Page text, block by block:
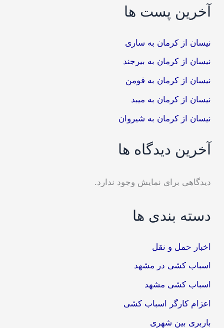
آخرین پست ها
نیسان از کرمان به ساری
نیسان از کرمان به بیرجند
نیسان از کرمان به فومن
نیسان از کرمان به میبد
نیسان از کرمان به شیروان
آخرین دیدگاه ها
دیدگاهی برای نمایش وجود ندارد.
دسته بندی ها
اخبار حمل و نقل
اسباب کشی در مشهد
اسباب کشی مشهد
اعزام کارگر اسباب کشی
باربری بین شهری